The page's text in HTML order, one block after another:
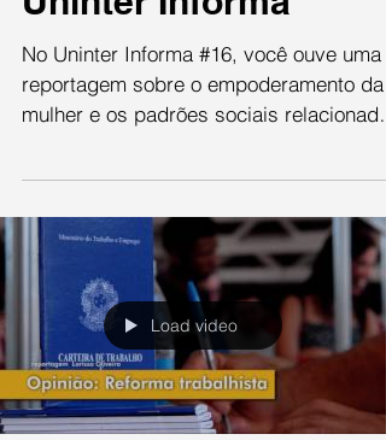
No Uninter Informa #16, você ouve uma
reportagem sobre o empoderamento da
mulher e os padrões sociais
Load video